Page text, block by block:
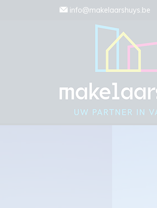
Menu overslaan en naar de inhoud gaan
info@makelaarshuys.be